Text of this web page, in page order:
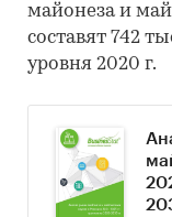
майонеза и
составят 742
уровня 2020 г.